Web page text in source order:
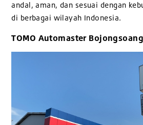
andal, aman, dan sesuai dengan
di berbagai wilayah Indonesia.
TOMO Automaster Bojongsoang